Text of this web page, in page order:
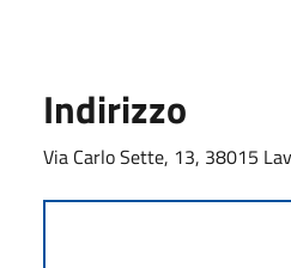
Indirizzo
Via Carlo Sette, 13, 38015